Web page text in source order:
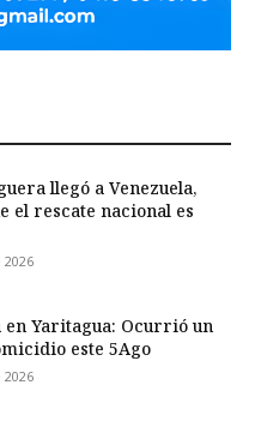
llegó a Venezuela,
el rescate nacional es
en Yaritagua: Ocurrió un
este 5Ago